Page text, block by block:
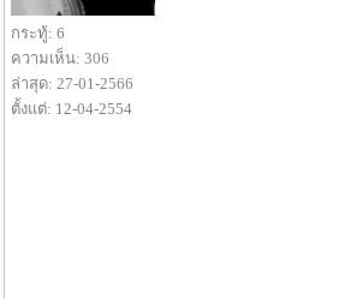
กระทู้: 6
ความเห็น: 306
ล่าสุด: 27-01-2566
ตั้งแต่: 12-04-2554